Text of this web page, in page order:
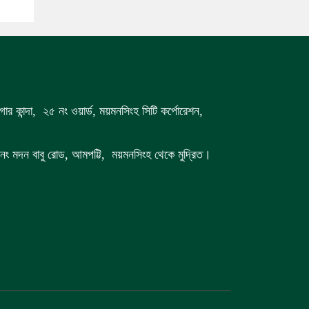
কান্দা, ২৫ নং ওয়ার্ড, ময়মনসিংহ সিটি কর্পোরেশন,
নং মদন বাবু রোড, আমপট্টি, ময়মনসিংহ থেকে মুদ্রিত।